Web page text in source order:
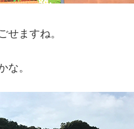
せますね。
な。